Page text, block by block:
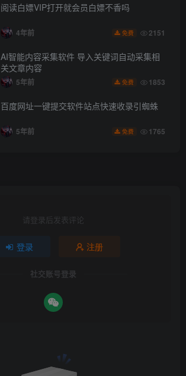
阅读白嫖VIP打开就会员白嫖不香吗
4年前 免费 2151
AI智能内容采集软件 导入关键词自动采集相
关文章内容
5年前 免费 1853
百度网址一键提交软件站点快速收录引蜘蛛
5年前 免费 1765
请登录后发表评论
登录 注册
社交账号登录